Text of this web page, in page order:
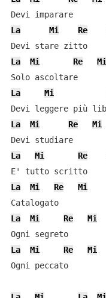
Devi imparare
La
Mi Re
Devi stare zitto
La
Mi Re
Mi
Solo ascoltare
La
Mi
La
Mi Re
Mi
Devi studiare
La
Mi Re
E' tutto scritto
La
Mi Re
Mi
Catalogato
La
Mi Re
Mi
Ogni segreto
La
Mi Re
Mi
Ogni peccato